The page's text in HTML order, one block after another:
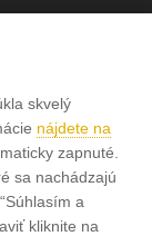
hodiniek a
skvelý
nájdete na
zapnuté.
sa nachádzajú
a
kliknite na